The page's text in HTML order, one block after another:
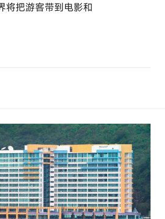
将把游客带到电影和